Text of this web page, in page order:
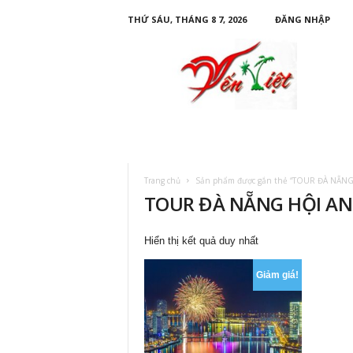
THỨ SÁU, THÁNG 8 7, 2026
ĐĂNG NHẬP
Trang chủ Sản phẩm được gắn thẻ “TOUR ĐÀ
TOUR ĐÀ NẴNG HỘI
Hiển thị kết quả duy nhất
Giảm giá!